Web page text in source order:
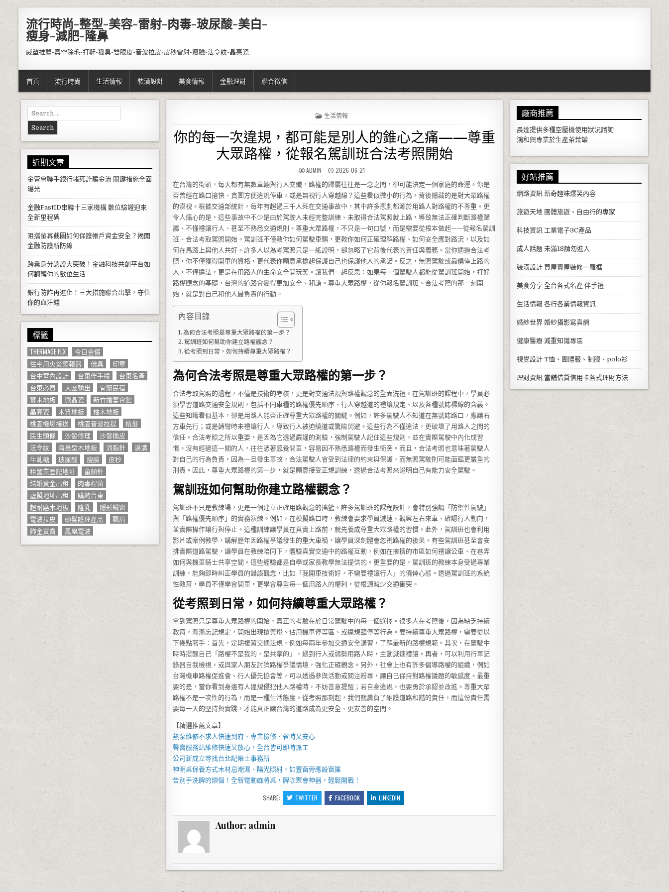
流行時尚-整型-美容-雷射-肉毒-玻尿酸-美白-
瘦身-減肥-隆鼻
威塑推薦-真空除毛-打鼾-狐臭-雙眼皮-音波拉皮-皮秒雷射-瘦臉-法令紋-晶亮瓷
首頁 流行時尚 生活情報 裝潢設計 美食情報 金融理財 聯合徵信
POSTED IN
生活情報
你的每一次違規，都可能是別人的錐心之痛——尊重
大眾路權，從報名駕訓班合法考照開始
AUTHOR:
ADMIN PUBLISHED DATE:
2026-06-21
在台灣的街頭，每天都有無數車輛與行人交織，路權的歸屬往往是一念之間，卻可能決定一個家庭的命運。你是
否曾經在路口搶快、貪圖方便違規停車，或是無視行人穿越線？這些看似微小的行為，背後隱藏的是對大眾路權
的漠視。根據交通部統計，每年有超過三千人死在交通事故中，其中許多悲劇都源於用路人對路權的不尊重。更
令人痛心的是，這些事故中不少是由於駕駛人未經完整訓練、未取得合法駕照就上路，導致無法正確判斷路權歸
屬、不懂禮讓行人、甚至不熟悉交通規則。尊重大眾路權，不只是一句口號，而是需要從根本做起——從報名駕訓
班、合法考取駕照開始。駕訓班不僅教你如何駕駛車輛，更教你如何正確理解路權、如何安全應對路況，以及如
何在馬路上與他人共好。許多人以為考駕照只是一紙證明，卻忽略了它背後代表的責任與義務。當你通過合法考
照，你不僅獲得開車的資格，更代表你願意承擔起保護自己也保護他人的承諾。反之，無照駕駛或靠僥倖上路的
人，不僅違法，更是在用路人的生命安全開玩笑。讓我們一起反思：如果每一個駕駛人都能從駕訓班開始，打好
路權觀念的基礎，台灣的道路會變得更加安全、和諧。尊重大眾路權，從你報名駕訓班、合法考照的那一刻開
始，就是對自己和他人最負責的行動。
內容目錄
為何合法考照是尊重大眾路權的第一步？
駕訓班如何幫助你建立路權觀念？
從考照到日常，如何持續尊重大眾路權？
為何合法考照是尊重大眾路權的第一步？
合法考取駕照的過程，不僅是技術的考核，更是對交通法規與路權觀念的全面洗禮。在駕訓班的課程中，學員必
須學習道路交通安全規則，包括不同車種的路權優先順序、行人穿越道的禮讓規定、以及各種號誌標線的含義。
這些知識看似基本，卻是用路人能否正確尊重大眾路權的關鍵。例如，許多駕駛人不知道在無號誌路口，應讓右
方車先行；或是轉彎時未禮讓行人，導致行人被迫繞道或驚險閃避。這些行為不僅違法，更破壞了用路人之間的
信任。合法考照之所以重要，是因為它透過嚴謹的測驗，強制駕駛人記住這些規則，並在實際駕駛中內化成習
慣。沒有經過這一關的人，往往憑著感覺開車，容易因不熟悉路權而發生衝突。而且，合法考照也意味著駕駛人
對自己的行為負責，因為一旦發生事故，合法駕駛人會受到法律的約束與保護，而無照駕駛則可能面臨更嚴重的
刑責。因此，尊重大眾路權的第一步，就是願意接受正規訓練，透過合法考照來證明自己有能力安全駕駛。
駕訓班如何幫助你建立路權觀念？
駕訓班不只是教練場，更是一個建立正確用路觀念的搖籃。許多駕訓班的課程設計，會特別強調「防禦性駕駛」
與「路權優先順序」的實務演練。例如，在模擬路口時，教練會要求學員減速、觀察左右來車、確認行人動向，
並實際操作讓行與停止。這種訓練讓學員在真實上路前，就先養成尊重大眾路權的習慣。此外，駕訓班也會利用
影片或案例教學，講解歷年因路權爭議發生的重大車禍，讓學員深刻體會忽視路權的後果。有些駕訓班甚至會安
排實際道路駕駛，讓學員在教練陪同下，體驗真實交通中的路權互動，例如在擁擠的市區如何禮讓公車、在巷弄
如何與機車騎士共享空間。這些經驗都是自學或家長教學無法提供的。更重要的是，駕訓班的教練本身受過專業
訓練，能夠即時糾正學員的錯誤觀念，比如「我開車技術好，不需要禮讓行人」的僥倖心態。透過駕訓班的系統
性教育，學員不僅學會開車，更學會尊重每一個用路人的權利，從根源減少交通衝突。
從考照到日常，如何持續尊重大眾路權？
拿到駕照只是尊重大眾路權的開始，真正的考驗在於日常駕駛中的每一個選擇。很多人在考照後，因為缺乏持續
教育，漸漸忘記規定，開始出現搶黃燈、佔用機車停等區、或違規臨停等行為。要持續尊重大眾路權，需要從以
下幾點著手：首先，定期複習交通法規，例如每兩年參加交通安全講習，了解最新的路權規範。其次，在駕駛中
時時提醒自己「路權不是我的，是共享的」，遇到行人或弱勢用路人時，主動減速禮讓。再者，可以利用行車記
錄器自我檢視，或與家人朋友討論路權爭議情境，強化正確觀念。另外，社會上也有許多倡導路權的組織，例如
台灣機車路權促進會、行人優先協會等，可以透過參與活動或關注粉專，讓自己保持對路權議題的敏感度。最重
要的是，當你看到身邊有人違規侵犯他人路權時，不妨善意提醒；若自身違規，也要勇於承認並改進。尊重大眾
路權不是一次性的行為，而是一種生活態度。從考照那刻起，我們就肩負了維護道路和諧的責任，而這份責任需
要每一天的堅持與實踐，才能真正讓台灣的道路成為更安全、更友善的空間。
【精選推薦文章】
熱泵維修不求人快速到府、專業檢修、省時又安心
聲寶服務站維修快速又放心，全台皆可即時派工
公司新成立尋找台北記帳士事務所
神明桌保養方式木材忌潮濕、陽光照射，如置窗旁應設窗簾
告別手洗牌的煩惱！全新電動麻將桌 ，牌咖聚會神器，輕鬆開戰！
SHARE: TWITTER FACEBOOK LINKEDIN
Author: admin
Search for:
近期文章
金管會聯手銀行堵死詐騙金流 關鍵措施全面
曝光
金融FastID串聯十三家機構 數位驗證迎來
全新里程碑
阻擋螢幕截圖如何保護帳戶資金安全？揭開
金融防護新防線
跨業身分認證大突破！金融科技共創平台如
何翻轉你的數位生活
銀行防詐再進化！三大措施聯合出擊，守住
你的血汗錢
標籤
THERMAGE FLX
今日金價
住宅用火災警報器
佛具
印章
台中室內設計
台東伴手禮
台東名產
台東必買
大圖輸出
宜蘭民宿
實木地板
微晶瓷
新竹婚宴會館
晶亮瓷
木質地板
柚木地板
桃園機場接送
桃園音波拉提
植髮
民生頭條
沙發修理
沙發換皮
法令紋
海島型木地板 消脂針
淚溝
牛軋糖
玻尿酸 瘦臉
皮秒
租營業登記地址
童顏針
結婚黃金出租
肉毒桿菌
虛擬地址出租
購夠台東
超耐磨木地板
隆乳
隱形鐵窗
電波拉皮
頭髮護理產品
飄眉
飾金買賣
鳳凰電波
廠商推薦
晨達提供多種空壓機使用狀況諮詢
鴻和興專業於生產茶葉罐
好站推薦
網路資訊新奇趣味爆笑內容
旅遊天地團體旅遊、自由行的專家
科技資訊工業電子3C產品
成人話題未滿18請勿進入
裝潢設計買屋賣屋裝修一羅框
美食分享全台各式名產 伴手禮
生活情報 各行各業情報資訊
婚紗世界婚紗攝影寫真網
健康醫療減重知識專區
視覺設計T恤、團體服、制服、polo衫
理財資訊當舖借貸信用卡各式理財方法